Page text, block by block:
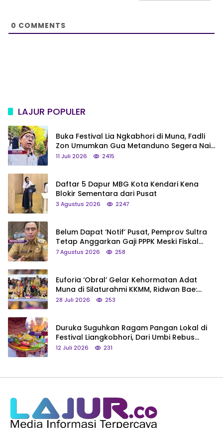
0 COMMENTS
LAJUR POPULER
Buka Festival Lia Ngkabhori di Muna, Fadli
Zon Umumkan Gua Metanduno Segera Naik
Status Jadi Cagar Budaya Nasional
11 Juli 2026 2415
Daftar 5 Dapur MBG Kota Kendari Kena
Blokir Sementara dari Pusat
3 Agustus 2026 2247
Belum Dapat ‘Notif’ Pusat, Pemprov Sultra
Tetap Anggarkan Gaji PPPK Meski Fiskal
Megap-Megap
7 Agustus 2026 258
Euforia ‘Obral’ Gelar Kehormatan Adat
Muna di Silaturahmi KKMM, Ridwan Bae:
Saya Bukan Tipe Begitu, Belum Pantas!
28 Juli 2026 253
Duruka Suguhkan Ragam Pangan Lokal di
Festival Liangkobhori, Dari Umbi Rebus
hingga Tumpeng Beras Muna
12 Juli 2026 231